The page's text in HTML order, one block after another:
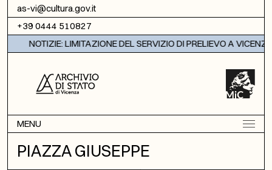
Vai al contenuto
as-vi@cultura.gov.it
+39 0444 510827
NOTIZIE: LIMITAZIONE DEL SERVIZIO DI PRELIEVO A VICENZA
MENU
PIAZZA GIUSEPPE